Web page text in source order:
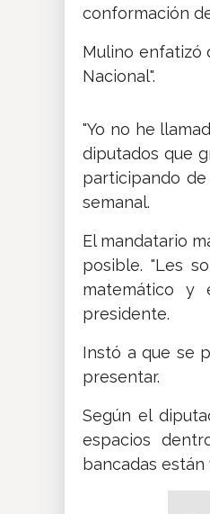
conformación
Mulino enfatizó
Nacional".
"Yo no he
diputados que
participando
semanal.
El mandatario
posible. "Les
matemático y
presidente.
Instó a que se
presentar.
Según el
espacios
bancadas